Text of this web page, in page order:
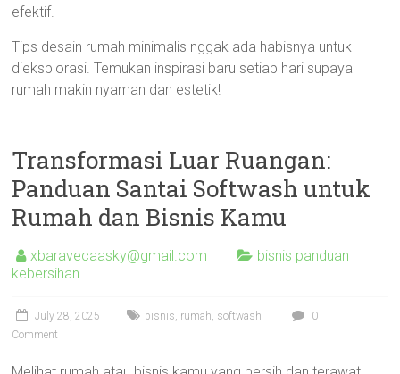
efektif.
Tips desain rumah minimalis nggak ada habisnya untuk
dieksplorasi. Temukan inspirasi baru setiap hari supaya
rumah makin nyaman dan estetik!
Transformasi Luar Ruangan:
Panduan Santai Softwash untuk
Rumah dan Bisnis Kamu
xbaravecaasky@gmail.com
bisnis panduan
kebersihan
July 28, 2025 bisnis, rumah, softwash
0
Comment